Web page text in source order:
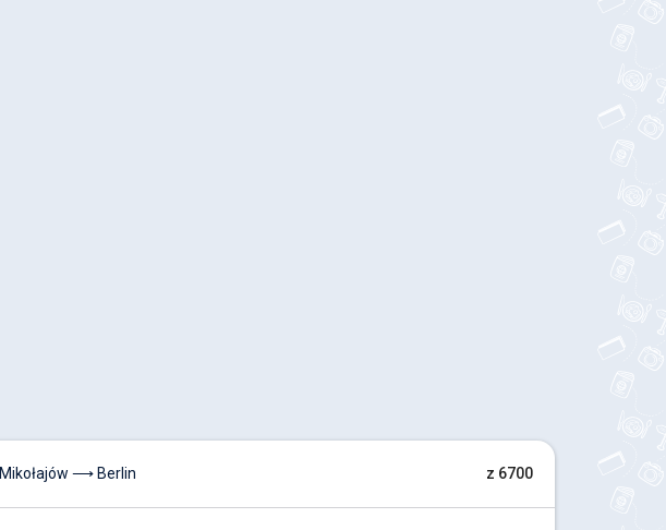
Mikołajów ⟶ Berlin z 6700